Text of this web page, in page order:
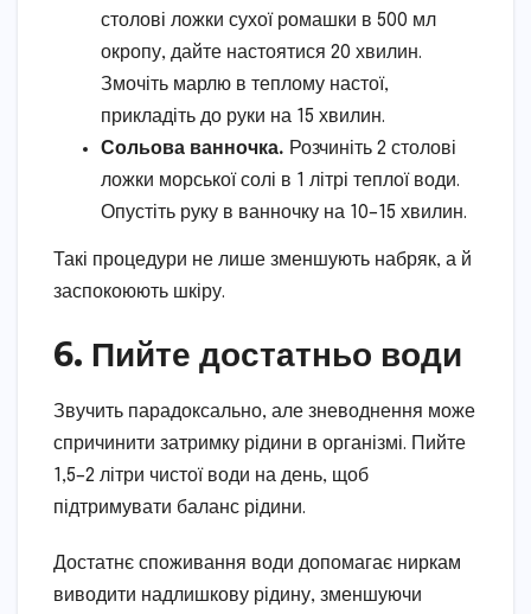
столові ложки сухої ромашки в 500 мл
окропу, дайте настоятися 20 хвилин.
Змочіть марлю в теплому настої,
прикладіть до руки на 15 хвилин.
Сольова ванночка. Розчиніть 2 столові
ложки морської солі в 1 літрі теплої води.
Опустіть руку в ванночку на 10–15 хвилин.
Такі процедури не лише зменшують набряк, а й
заспокоюють шкіру.
6. Пийте достатньо води
Звучить парадоксально, але зневоднення може
спричинити затримку рідини в організмі. Пийте
1,5–2 літри чистої води на день, щоб
підтримувати баланс рідини.
Достатнє споживання води допомагає ниркам
виводити надлишкову рідину, зменшуючи